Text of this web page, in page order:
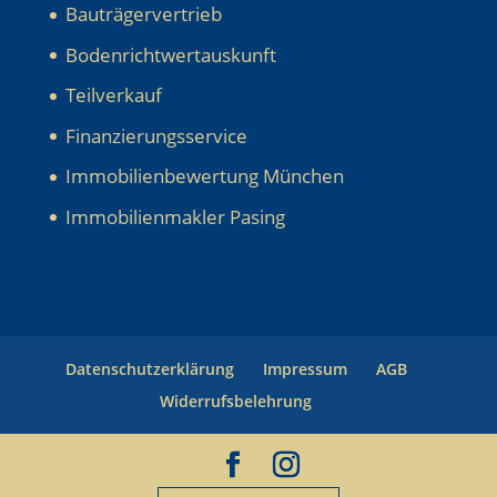
Bauträgervertrieb
Bodenrichtwertauskunft
Teilverkauf
Finanzierungsservice
Immobilienbewertung München
Immobilienmakler Pasing
Datenschutzerklärung Impressum
AGB
Widerrufsbelehrung